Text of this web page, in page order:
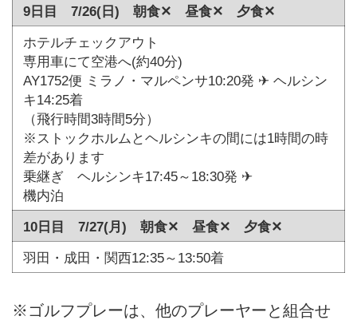
9日目 7/26(日) 朝食✕ 昼食✕ 夕食✕
ホテルチェックアウト
専用車にて空港へ(約40分)
AY1752便 ミラノ・マルペンサ10:20発 ✈ ヘルシン
キ14:25着
（飛行時間3時間5分）
※ストックホルムとヘルシンキの間には1時間の時
差があります
乗継ぎ ヘルシンキ17:45～18:30発 ✈
機内泊
10日目 7/27(月) 朝食✕ 昼食✕ 夕食✕
羽田・成田・関西12:35～13:50着
※ゴルフプレーは、他のプレーヤーと組合せ